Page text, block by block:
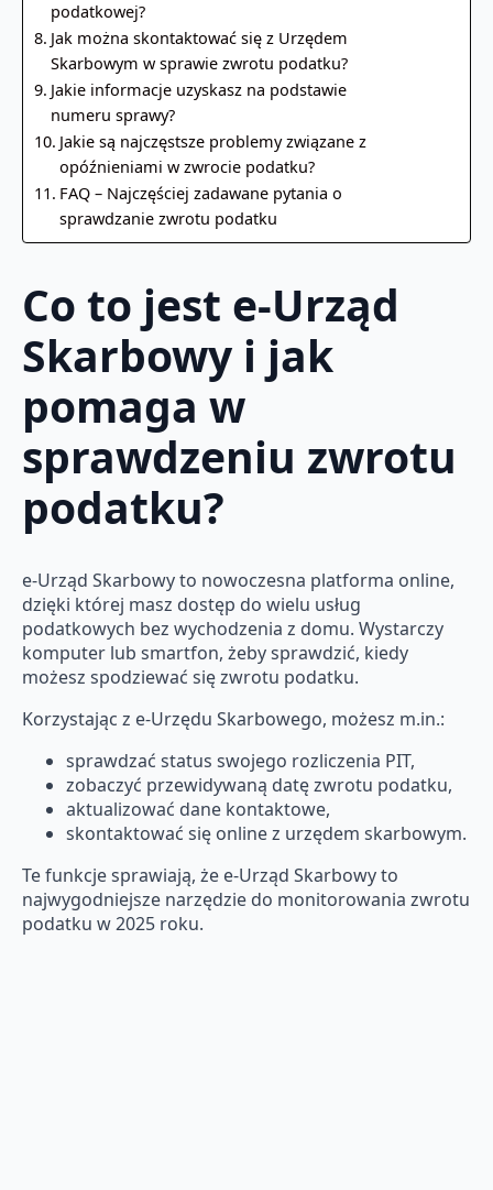
podatkowej?
Jak można skontaktować się z Urzędem
Skarbowym w sprawie zwrotu podatku?
Jakie informacje uzyskasz na podstawie
numeru sprawy?
Jakie są najczęstsze problemy związane z
opóźnieniami w zwrocie podatku?
FAQ – Najczęściej zadawane pytania o
sprawdzanie zwrotu podatku
Co to jest e-Urząd
Skarbowy i jak
pomaga w
sprawdzeniu zwrotu
podatku?
e-Urząd Skarbowy to nowoczesna platforma online,
dzięki której masz dostęp do wielu usług
podatkowych bez wychodzenia z domu. Wystarczy
komputer lub smartfon, żeby sprawdzić, kiedy
możesz spodziewać się zwrotu podatku.
Korzystając z e-Urzędu Skarbowego, możesz m.in.:
sprawdzać status swojego rozliczenia PIT,
zobaczyć przewidywaną datę zwrotu podatku,
aktualizować dane kontaktowe,
skontaktować się online z urzędem skarbowym.
Te funkcje sprawiają, że e-Urząd Skarbowy to
najwygodniejsze narzędzie do monitorowania zwrotu
podatku w 2025 roku.